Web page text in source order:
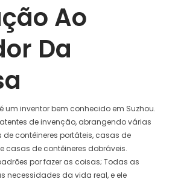
Ao
Da
um inventor bem conhecido em Suzhou.
de invenção, abrangendo várias
contêineres portáteis, casas de
casas de contêineres dobráveis.
por fazer as coisas; Todas as
necessidades da vida real, e ele